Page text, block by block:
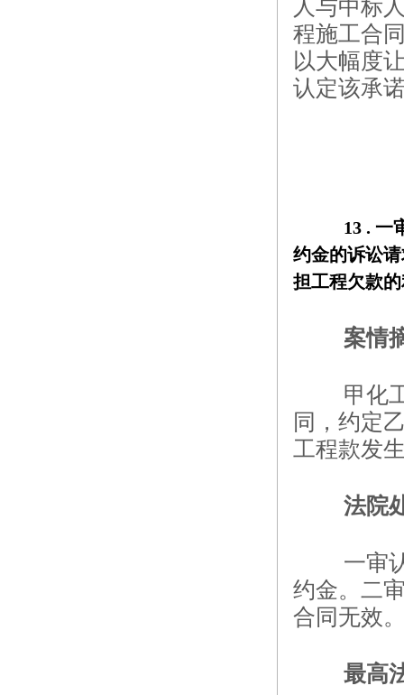
人与中标
程施工合
以大幅度
认定该承
13 . 一
约金的诉讼
担工程欠款
案情
甲化
同，约定
工程款发
法院
一审
约金。二
合同无效
最高